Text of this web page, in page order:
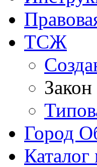
ТСЖ
Город